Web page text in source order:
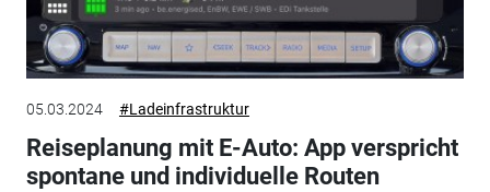
05.03.2024 #Ladeinfrastruktur
Reiseplanung mit E-Auto: App verspricht
spontane und individuelle Routen